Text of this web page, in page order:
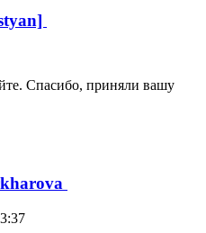
Спасибо, приняли вашу